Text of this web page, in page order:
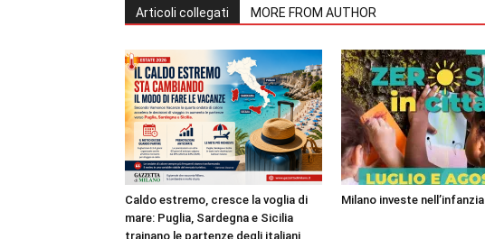
Articoli collegati MORE FROM AUTHOR
Caldo estremo, cresce la voglia di
mare: Puglia, Sardegna e Sicilia
trainano le partenze degli italiani
Milano investe nell’infanzia